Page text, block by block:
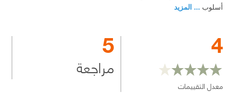
أسلوب ... المزيد
4
معدل التقييمات
5
مراجعة